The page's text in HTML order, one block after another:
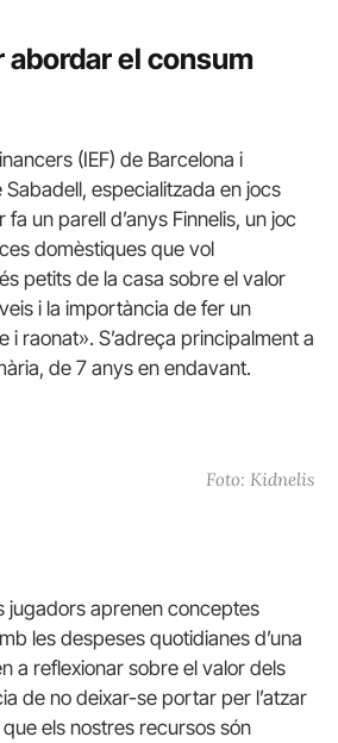
abordar el consum
(IEF) de Barcelona i
Sabadell, especialitzada en jocs
un parell d’anys Finnelis, un joc
domèstiques que vol
petits de la casa sobre el valor
i la importància de fer un
i raonat». S’adreça principalment a
de 7 anys en endavant.
Foto: Kidnelis
jugadors aprenen conceptes
les despeses quotidianes d’una
a reflexionar sobre el valor dels
de no deixar-se portar per l’atzar
els nostres recursos són